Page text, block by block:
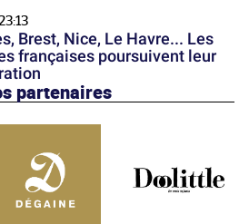
Brest, Nice, Le Havre... Les
françaises poursuivent leur
partenaires